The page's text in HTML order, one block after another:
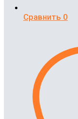
Сравнить 0